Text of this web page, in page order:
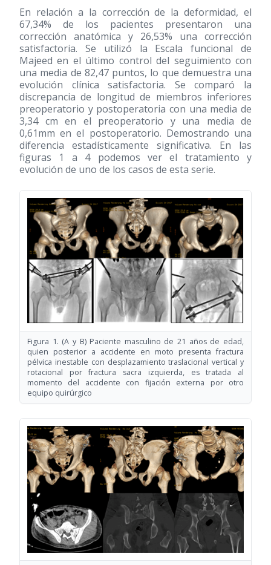
En relación a la corrección de la deformidad, el
67,34% de los pacientes presentaron una
corrección anatómica y 26,53% una corrección
satisfactoria. Se utilizó la Escala funcional de
Majeed en el último control del seguimiento con
una media de 82,47 puntos, lo que demuestra una
evolución clínica satisfactoria. Se comparó la
discrepancia de longitud de miembros inferiores
preoperatorio y postoperatoria con una media de
3,34 cm en el preoperatorio y una media de
0,61mm en el postoperatorio. Demostrando una
diferencia estadísticamente significativa. En las
figuras 1 a 4 podemos ver el tratamiento y
evolución de uno de los casos de esta serie.
Figura 1. (A y B) Paciente masculino de 21 años de edad,
quien posterior a accidente en moto presenta fractura
pélvica inestable con desplazamiento traslacional vertical y
rotacional por fractura sacra izquierda, es tratada al
momento del accidente con fijación externa por otro
equipo quirúrgico